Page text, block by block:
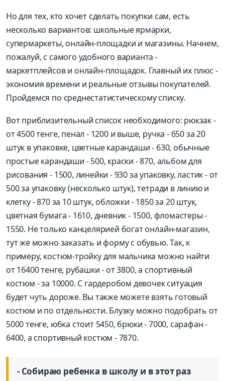
Но для тех, кто хочет сделать покупки сам, есть
несколько вариантов: школьные ярмарки,
супермаркеты, онлайн-площадки и магазины. Начнем,
пожалуй, с самого удобного варианта -
маркетплейсов и онлайн-площадок. Главный их плюс -
экономия времени и реальные отзывы покупателей.
Пройдемся по среднестатистическому списку.
Вот приблизительный список необходимого: рюкзак -
от 4500 тенге, пенал - 1200 и выше, ручка - 650 за 20
штук в упаковке, цветные карандаши - 630, обычные
простые карандаши - 500, краски - 870, альбом для
рисования - 1500, линейки - 930 за упаковку, ластик - от
500 за упаковку (несколько штук), тетради в линию и
клетку - 870 за 10 штук, обложки - 1850 за 20 штук,
цветная бумага - 1610, дневник - 1500, фломастеры -
1550. Не только канцелярией богат онлайн-магазин,
тут же можно заказать и форму с обувью. Так, к
примеру, костюм-тройку для мальчика можно найти
от 16400 тенге, рубашки - от 3800, а спортивный
костюм - за 10000. С гардеробом девочек ситуация
будет чуть дороже. Вы также можете взять готовый
костюм и по отдельности. Блузку можно подобрать от
5000 тенге, юбка стоит 5450, брюки - 7000, сарафан -
6400, а спортивный костюм - 7870.
- Собираю ребенка в школу и в этот раз